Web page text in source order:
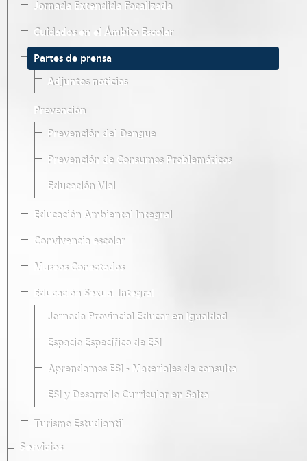
Jornada Extendida Focalizada
Cuidados en el Ámbito Escolar
Partes de prensa
Adjuntos noticias
Prevención
Prevención del Dengue
Prevención de Consumos Problemáticos
Educación Vial
Educación Ambiental Integral
Convivencia escolar
Museos Conectados
Educación Sexual Integral
Jornada Provincial Educar en Igualdad
Espacio Específico de ESI
Aprendamos ESI - Materiales de consulta
ESI y Desarrollo Curricular en Salta
Turismo Estudiantil
Servicios